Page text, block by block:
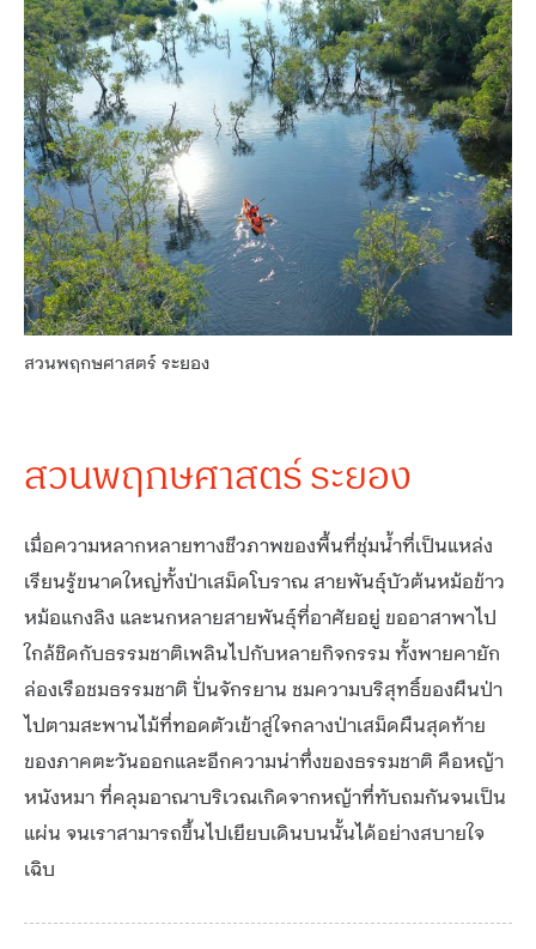
สวนพฤกษศาสตร์ ระยอง
สวนพฤกษศาสตร์ ระยอง
เมื่อความหลากหลายทางชีวภาพของพื้นที่ชุ่มน้ำที่เป็นแหล่ง
เรียนรู้ขนาดใหญ่ทั้งป่าเสม็ดโบราณ สายพันธุ์บัวต้นหม้อข้าว
หม้อแกงลิง และนกหลายสายพันธุ์ที่อาศัยอยู่ ขออาสาพาไป
ใกล้ชิดกับธรรมชาติเพลินไปกับหลายกิจกรรม ทั้งพายคายัก
ล่องเรือชมธรรมชาติ ปั่นจักรยาน ชมความบริสุทธิ์ของผืนป่า
ไปตามสะพานไม้ที่ทอดตัวเข้าสู่ใจกลางป่าเสม็ดผืนสุดท้าย
ของภาคตะวันออกและอีกความน่าทึ่งของธรรมชาติ คือหญ้า
หนังหมา ที่คลุมอาณาบริเวณเกิดจากหญ้าที่ทับถมกันจนเป็น
แผ่น จนเราสามารถขึ้นไปเยียบเดินบนนั้นได้อย่างสบายใจ
เฉิบ